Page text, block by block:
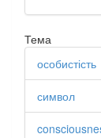
Тема
особистість
символ